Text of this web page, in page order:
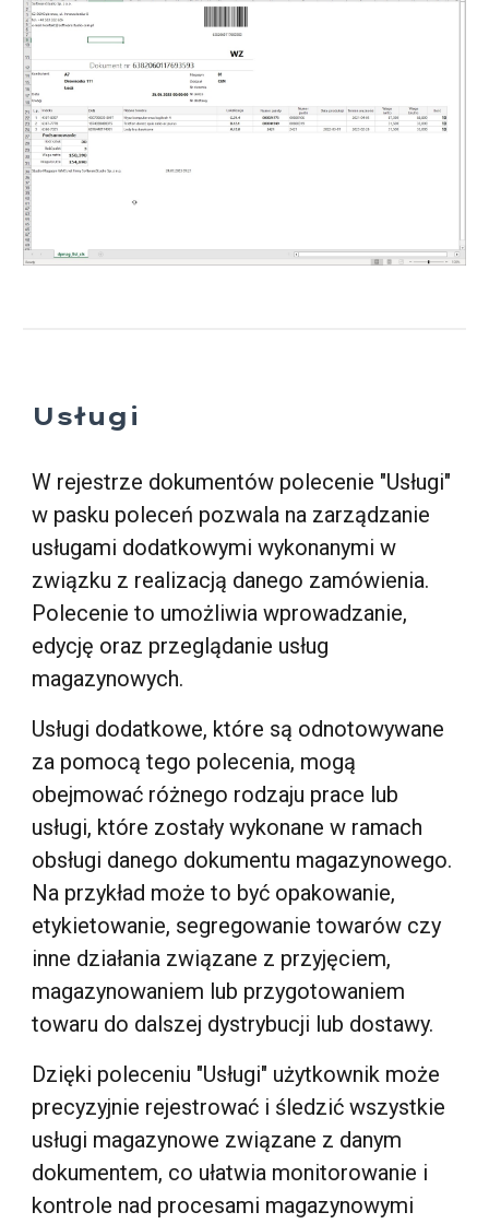
Usługi
W rejestrze dokumentów polecenie "Usługi"
w pasku poleceń pozwala na zarządzanie
usługami dodatkowymi wykonanymi w
związku z realizacją danego zamówienia.
Polecenie to umożliwia wprowadzanie,
edycję oraz przeglądanie usług
magazynowych.
Usługi dodatkowe, które są odnotowywane
za pomocą tego polecenia, mogą
obejmować różnego rodzaju prace lub
usługi, które zostały wykonane w ramach
obsługi danego dokumentu magazynowego.
Na przykład może to być opakowanie,
etykietowanie, segregowanie towarów czy
inne działania związane z przyjęciem,
magazynowaniem lub przygotowaniem
towaru do dalszej dystrybucji lub dostawy.
Dzięki poleceniu "Usługi" użytkownik może
precyzyjnie rejestrować i śledzić wszystkie
usługi magazynowe związane z danym
dokumentem, co ułatwia monitorowanie i
kontrole nad procesami magazynowymi